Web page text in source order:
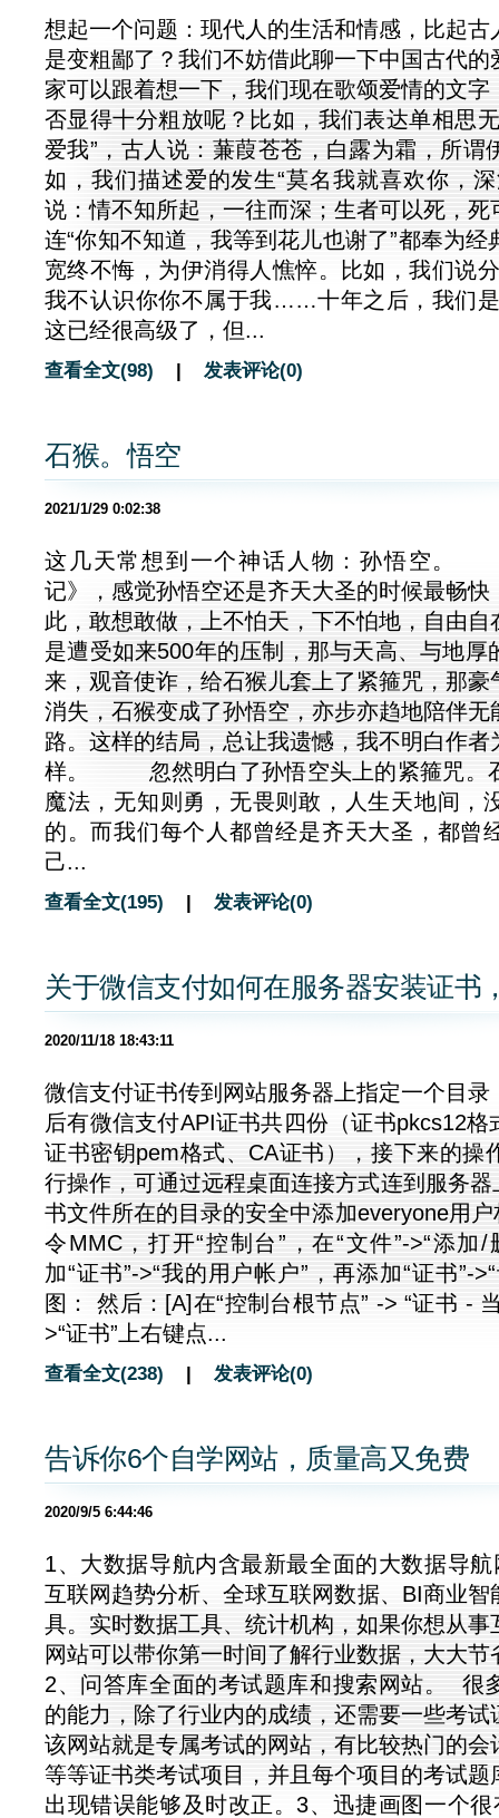
想起一个问题：现代人的生活和情感，比起古
是变粗鄙了？我们不妨借此聊一下中国古代
家可以跟着想一下，我们现在歌颂爱情的文
否显得十分粗放呢？比如，我们表达单相思
爱我”，古人说：蒹葭苍苍，白露为霜，所谓
如，我们描述爱的发生“莫名我就喜欢你，
说：情不知所起，一往而深；生者可以死，死
连“你知不知道，我等到花儿也谢了”都奉为
宽终不悔，为伊消得人憔悴。比如，我们说
我不认识你你不属于我……十年之后，我们
这已经很高级了，但...
查看全文(98) | 发表评论(0)
石猴。悟空
2021/1/29 0:02:38
这几天常想到一个神话人物：孙悟空
记》，感觉孙悟空还是齐天大圣的时候最畅快
此，敢想敢做，上不怕天，下不怕地，自由
是遭受如来500年的压制，那与天高、与地厚
来，观音使诈，给石猴儿套上了紧箍咒，那豪
消失，石猴变成了孙悟空，亦步亦趋地陪伴无
路。这样的结局，总让我遗憾，我不明白作
样。 忽然明白了孙悟空头上的紧箍咒。
魔法，无知则勇，无畏则敢，人生天地间，
的。而我们每个人都曾经是齐天大圣，都曾
己...
查看全文(195) | 发表评论(0)
关于微信支付如何在服务器安装证书
2020/11/18 18:43:11
微信支付证书传到网站服务器上指定一个目录
后有微信支付API证书共四份（证书pkcs12
证书密钥pem格式、CA证书），接下来的操
行操作，可通过远程桌面连接方式连到服务
书文件所在的目录的安全中添加everyone用
令MMC，打开“控制台”，在“文件”->“添加
加“证书”->“我的用户帐户”，再添加“证书”-
图： 然后：[A]在“控制台根节点” -> “证书 -
>“证书”上右键点...
查看全文(238) | 发表评论(0)
告诉你6个自学网站，质量高又免费
2020/9/5 6:44:46
1、大数据导航内含最新最全面的大数据导
互联网趋势分析、全球互联网数据、BI商业智
具。实时数据工具、统计机构，如果你想从事
网站可以带你第一时间了解行业数据，大大
2、问答库全面的考试题库和搜索网站。 很
的能力，除了行业内的成绩，还需要一些考
该网站就是专属考试的网站，有比较热门的会
等等证书类考试项目，并且每个项目的考试题
出现错误能够及时改正。3、迅捷画图一个